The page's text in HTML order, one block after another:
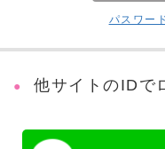
パスワー
他サイトのIDで